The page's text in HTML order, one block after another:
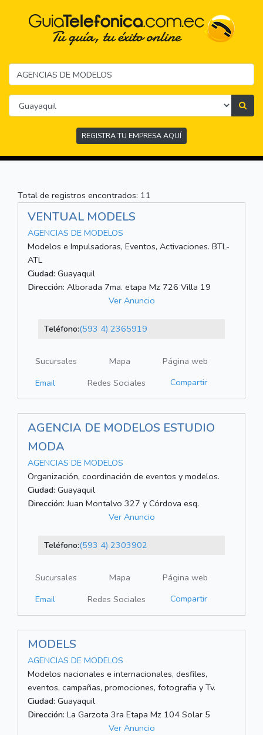
REGISTRA TU EMPRESA AQUÍ
Total de registros encontrados: 11
VENTUAL MODELS
AGENCIAS DE MODELOS
Modelos e Impulsadoras, Eventos, Activaciones. BTL-
ATL
Ciudad: Guayaquil
Dirección: Alborada 7ma. etapa Mz 726 Villa 19
Ver Anuncio
Teléfono:(593 4) 2365919
Sucursales Mapa
Página web
Email
Redes Sociales Compartir
AGENCIA DE MODELOS ESTUDIO
MODA
AGENCIAS DE MODELOS
Organización, coordinación de eventos y modelos.
Ciudad: Guayaquil
Dirección: Juan Montalvo 327 y Córdova esq.
Ver Anuncio
Teléfono:(593 4) 2303902
Sucursales Mapa
Página web
Email
Redes Sociales Compartir
MODELS
AGENCIAS DE MODELOS
Modelos nacionales e internacionales, desfiles,
eventos, campañas, promociones, fotografia y Tv.
Ciudad: Guayaquil
Dirección: La Garzota 3ra Etapa Mz 104 Solar 5
Ver Anuncio